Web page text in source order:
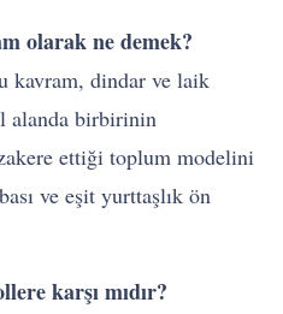
olarak ne demek?
kavram, dindar ve laik
alanda birbirinin
ettiği toplum modelini
ve eşit yurttaşlık ön
karşı mıdır?